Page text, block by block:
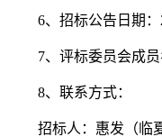
6、招标公告日期：
7、评标委员会成员
8、联系方式：
招标人：惠发（临